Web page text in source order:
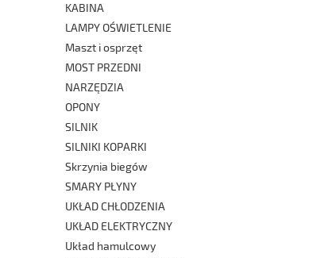
KABINA
LAMPY OŚWIETLENIE
Maszt i osprzęt
MOST PRZEDNI
NARZĘDZIA
OPONY
SILNIK
SILNIKI KOPARKI
Skrzynia biegów
SMARY PŁYNY
UKŁAD CHŁODZENIA
UKŁAD ELEKTRYCZNY
Układ hamulcowy